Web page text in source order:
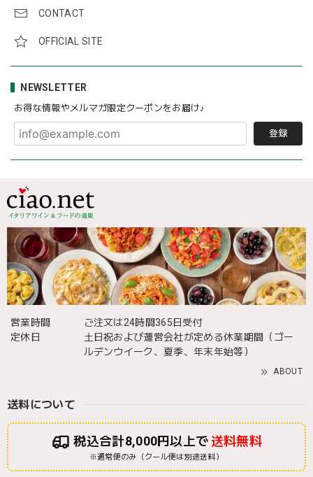
CONTACT
OFFICIAL SITE
NEWSLETTER
お得な情報やメルマガ限定クーポンをお届け♪
登録
営業時間
ご注文は24時間365日受付
定休日
土日祝および運営会社が定める休業期間（ゴー
ルデンウイーク、夏季、年末年始等）
ABOUT
送料について
税込合計8,000円以上で送料無料
※通常便のみ（クール便は別途送料）